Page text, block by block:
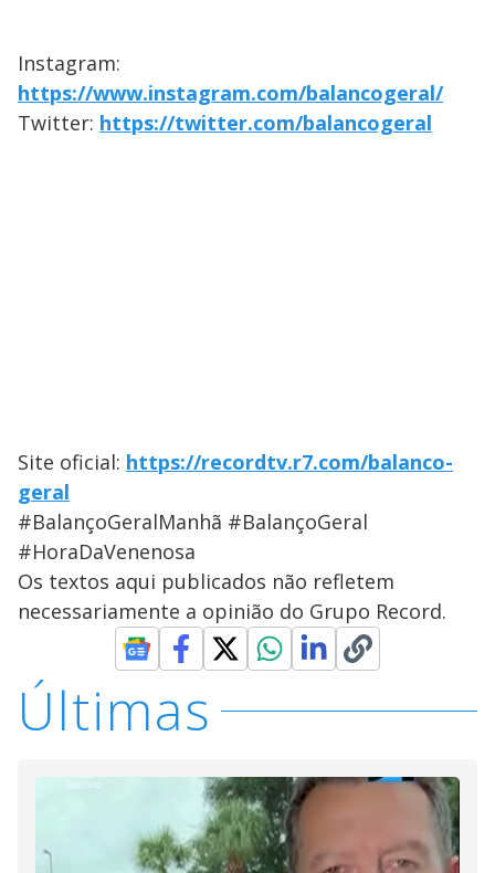
Instagram:
https://www.instagram.com/balancogeral/
Twitter: https://twitter.com/balancogeral
Site oficial: https://recordtv.r7.com/balanco-
geral
#BalançoGeralManhã #BalançoGeral
#HoraDaVenenosa
Os textos aqui publicados não refletem
necessariamente a opinião do Grupo Record.
Últimas